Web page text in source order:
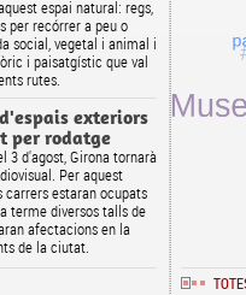
espai natural: regs,
per recórrer a peu o
social, vegetal i animal i
i paisatgístic que val
rutes.
exteriors
per rodatge
3 d'agost, Girona tornarà
Per aquest
carrers estaran ocupats
terme diversos talls de
afectacions en la
de la ciutat.